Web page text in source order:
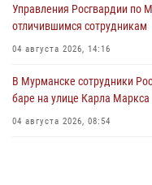
Управления Росгвардии по
отличившимся сотрудникам
04 августа 2026, 14:16
В Мурманске сотрудники
баре на улице Карла Маркса
04 августа 2026, 08:54